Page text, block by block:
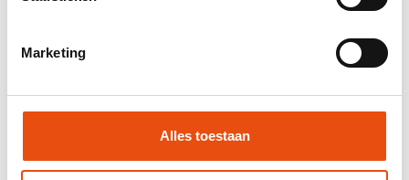
Marketing
Alles toestaan
Bedrukking mogelijk